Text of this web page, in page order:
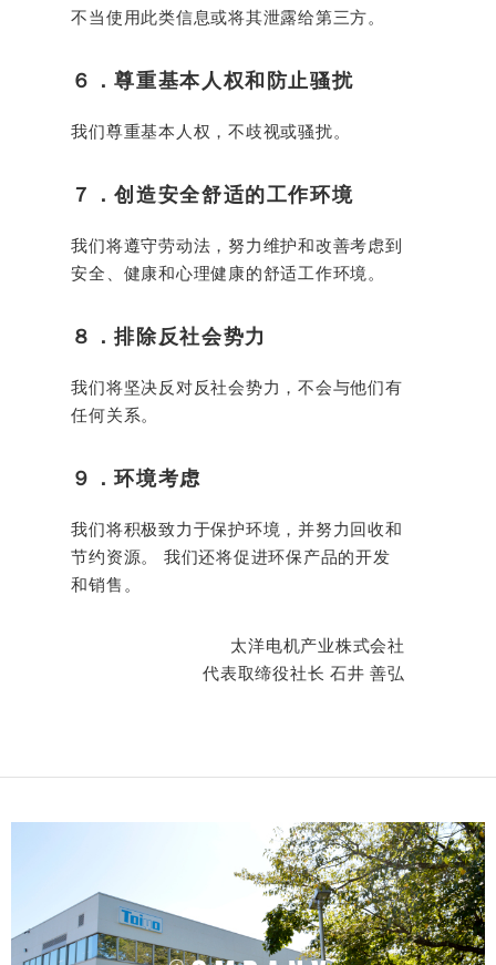
不当使用此类信息或将其泄露给第三方。
６．尊重基本人权和防止骚扰
我们尊重基本人权，不歧视或骚扰。
７．创造安全舒适的工作环境
我们将遵守劳动法，努力维护和改善考虑到
安全、健康和心理健康的舒适工作环境。
８．排除反社会势力
我们将坚决反对反社会势力，不会与他们有
任何关系。
９．环境考虑
我们将积极致力于保护环境，并努力回收和
节约资源。 我们还将促进环保产品的开发
和销售。
太洋电机产业株式会社
代表取缔役社长 石井 善弘